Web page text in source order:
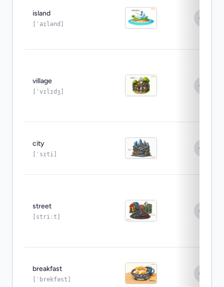
island
[ˈaɪlənd]
village
[ˈvɪlɪdʒ]
city
[ˈsɪti]
street
[striːt]
breakfast
[ˈbrekfəst]